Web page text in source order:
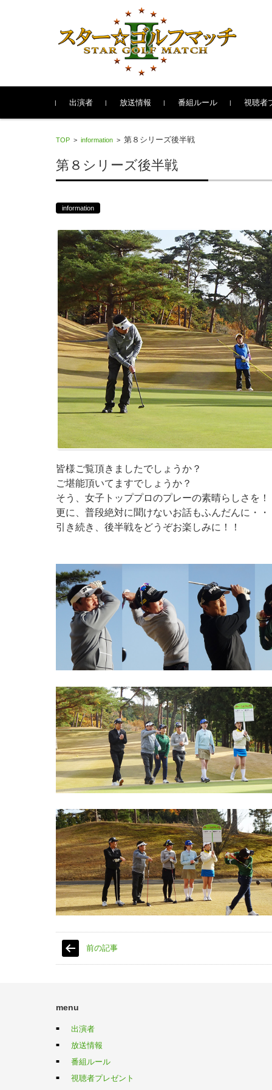
コンテンツに移動
出演者
放送情報 番組ルール 視聴者
TOP > information > 第８シリーズ後半戦
第８シリーズ後半戦
information
皆様ご覧頂きましたでしょうか？
ご堪能頂いてますでしょうか？
そう、女子トッププロのプレーの素晴らしさを！
更に、普段絶対に聞けないお話もふんだんに・・
引き続き、後半戦をどうぞお楽しみに！！
前の記事
menu
出演者
放送情報
番組ルール
視聴者プレゼント